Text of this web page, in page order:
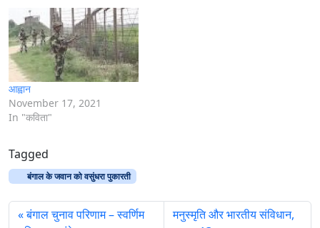
आह्वान
November 17, 2021
In "कविता"
Tagged
बंगाल के जवान को वसुंधरा पुकारती
बंगाल चुनाव परिणाम – स्वर्णिम
मनुस्मृति और भारतीय संविधान,